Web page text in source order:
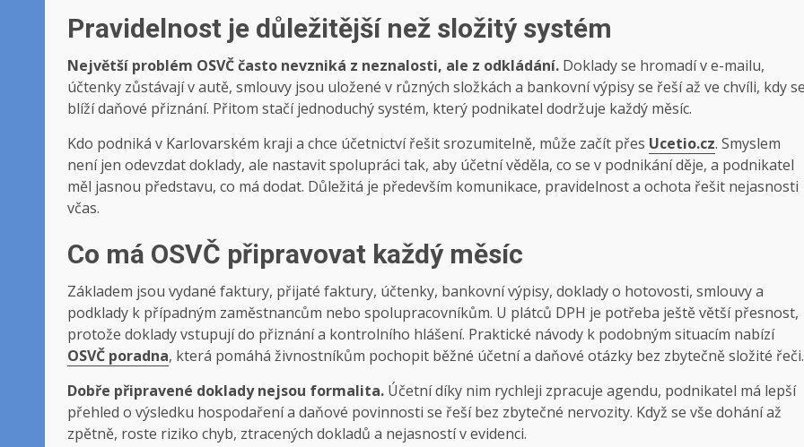
Pravidelnost je důležitější než složitý systém
Největší problém OSVČ často nevzniká z neznalosti, ale z odkládání. Doklady se hromadí v e-mailu,
účtenky zůstávají v autě, smlouvy jsou uložené v různých složkách a bankovní výpisy se řeší až ve chvíli, kdy se
blíží daňové přiznání. Přitom stačí jednoduchý systém, který podnikatel dodržuje každý měsíc.
Kdo podniká v Karlovarském kraji a chce účetnictví řešit srozumitelně, může začít přes Ucetio.cz. Smyslem
není jen odevzdat doklady, ale nastavit spolupráci tak, aby účetní věděla, co se v podnikání děje, a podnikatel
měl jasnou představu, co má dodat. Důležitá je především komunikace, pravidelnost a ochota řešit nejasnosti
včas.
Co má OSVČ připravovat každý měsíc
Základem jsou vydané faktury, přijaté faktury, účtenky, bankovní výpisy, doklady o hotovosti, smlouvy a
podklady k případným zaměstnancům nebo spolupracovníkům. U plátců DPH je potřeba ještě větší přesnost,
protože doklady vstupují do přiznání a kontrolního hlášení. Praktické návody k podobným situacím nabízí
OSVČ poradna, která pomáhá živnostníkům pochopit běžné účetní a daňové otázky bez zbytečně složité řeči.
Dobře připravené doklady nejsou formalita. Účetní díky nim rychleji zpracuje agendu, podnikatel má lepší
přehled o výsledku hospodaření a daňové povinnosti se řeší bez zbytečné nervozity. Když se vše dohání až
zpětně, roste riziko chyb, ztracených dokladů a nejasností v evidenci.